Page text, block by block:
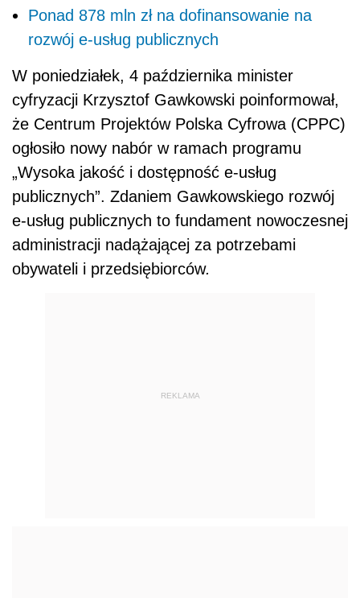
Ponad 878 mln zł na dofinansowanie na
rozwój e-usług publicznych
W poniedziałek, 4 października minister
cyfryzacji Krzysztof Gawkowski poinformował,
że Centrum Projektów Polska Cyfrowa (CPPC)
ogłosiło nowy nabór w ramach programu
„Wysoka jakość i dostępność e-usług
publicznych”. Zdaniem Gawkowskiego rozwój
e-usług publicznych to fundament nowoczesnej
administracji nadążającej za potrzebami
obywateli i przedsiębiorców.
REKLAMA